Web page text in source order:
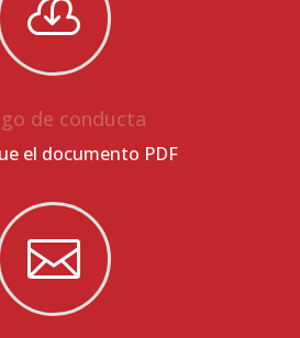

de conducta
el documento PDF
